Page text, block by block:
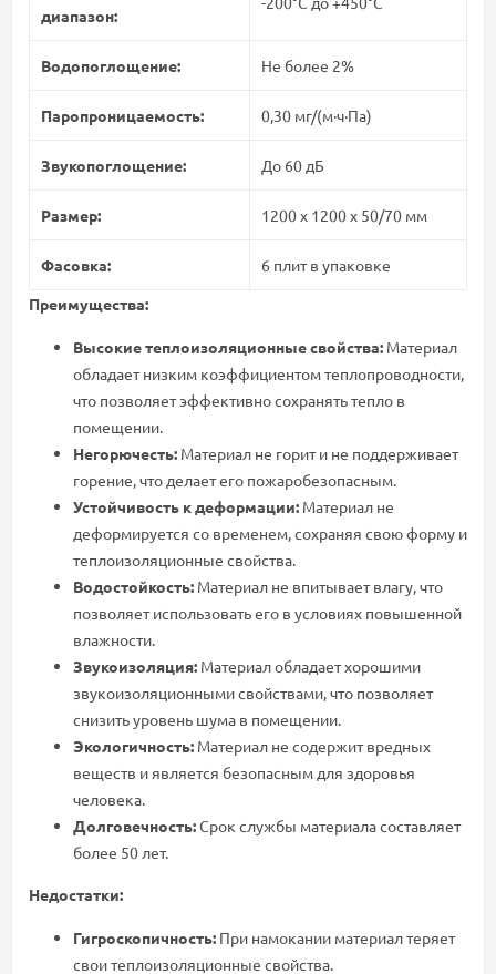
диапазон:
Водопоглощение: Не более 2%
Паропроницаемость: 0,30 мг/(м·ч·Па)
Звукопоглощение: До 60 дБ
Размер: 1200 х 1200 х 50/70 мм
Фасовка:
6 плит в упаковке
Преимущества:
Высокие теплоизоляционные свойства: Материал
обладает низким коэффициентом теплопроводности,
что позволяет эффективно сохранять тепло в
помещении.
Негорючесть: Материал не горит и не поддерживает
горение, что делает его пожаробезопасным.
Устойчивость к деформации: Материал не
деформируется со временем, сохраняя свою форму и
теплоизоляционные свойства.
Водостойкость: Материал не впитывает влагу, что
позволяет использовать его в условиях повышенной
влажности.
Звукоизоляция: Материал обладает хорошими
звукоизоляционными свойствами, что позволяет
снизить уровень шума в помещении.
Экологичность: Материал не содержит вредных
веществ и является безопасным для здоровья
человека.
Долговечность:Срок службы материала составляет
более 50 лет.
Недостатки:
Гигроскопичность: При намокании материал теряет
свои теплоизоляционные свойства.